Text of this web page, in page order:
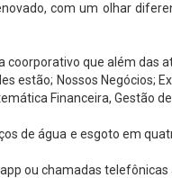
com um olhar
que além
estão; Nossos Negócios;
Financeira, Gestão
de água e esgoto em
ou chamadas telefônicas